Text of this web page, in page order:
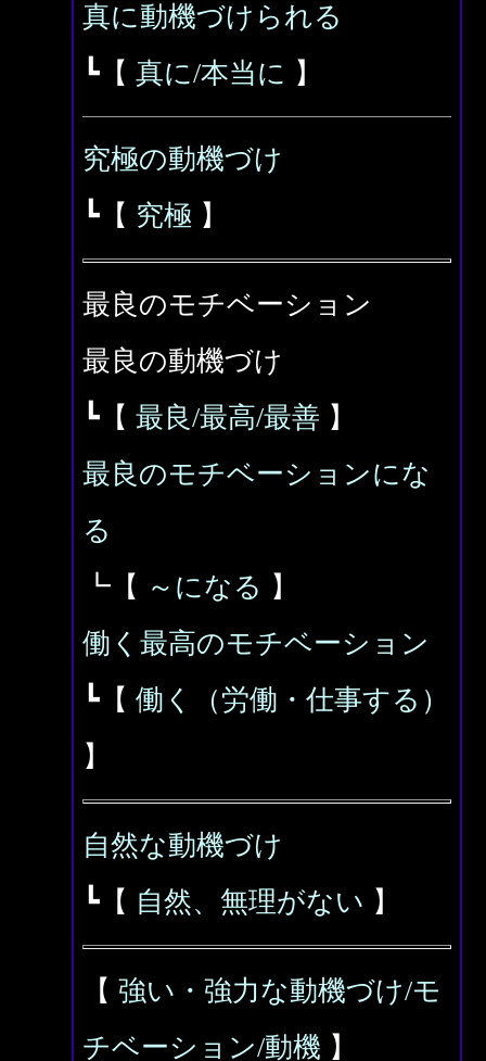
真に動機づけられる
┗【 真に/本当に 】
究極の動機づけ
┗【 究極 】
最良のモチベーション
最良の動機づけ
┗【 最良/最高/最善 】
最良のモチベーションにな
る
┗【 ～になる 】
働く最高のモチベーション
┗【 働く（労働・仕事する）
】
自然な動機づけ
┗【 自然、無理がない 】
【 強い・強力な動機づけ/モ
チベーション/動機 】